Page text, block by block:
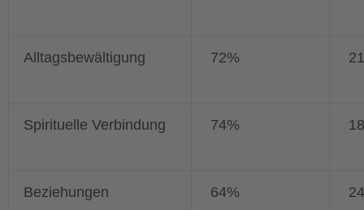
Alltagsbewältigung 72%
Spirituelle Verbindung 74%
Beziehungen 64%